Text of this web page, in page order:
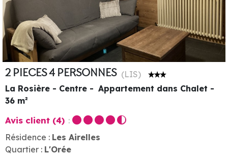
2 PIECES 4 PERSONNES (LIS)
La Rosière - Centre
Appartement dans Chalet
36 m²
Avis client (4)
Résidence : Les Airelles
Quartier : L'Orée